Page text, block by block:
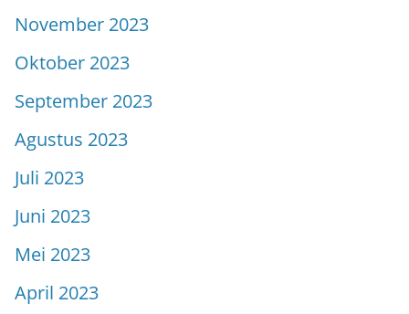
November 2023
Oktober 2023
September 2023
Agustus 2023
Juli 2023
Juni 2023
Mei 2023
April 2023